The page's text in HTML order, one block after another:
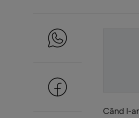
Când l-